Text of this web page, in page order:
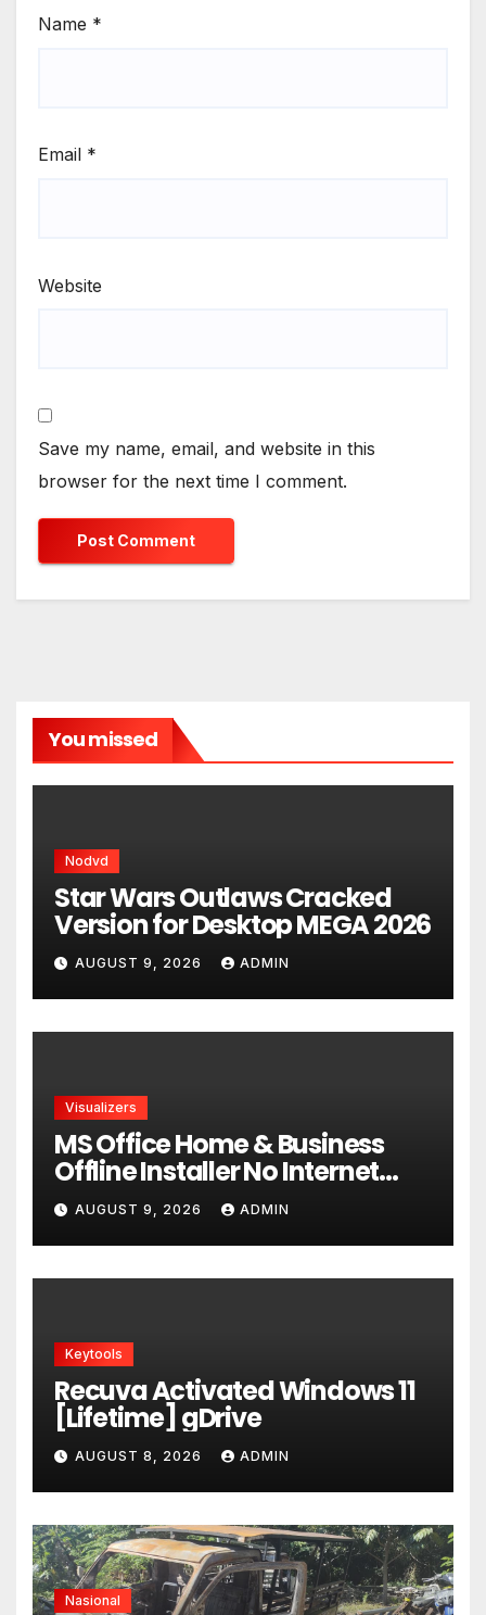
Name *
Email *
Website
Save my name, email, and website in this
browser for the next time I comment.
You missed
Nodvd
Star Wars Outlaws Cracked
Version for Desktop MEGA 2026
AUGUST 9, 2026 ADMIN
Visualizers
MS Office Home & Business
Offline Installer No Internet
Required P2P release
AUGUST 9, 2026 ADMIN
Keytools
Recuva Activated Windows 11
[Lifetime] gDrive
AUGUST 8, 2026 ADMIN
Nasional